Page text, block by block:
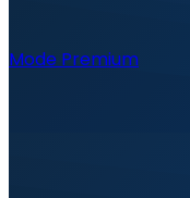
Mode Premium